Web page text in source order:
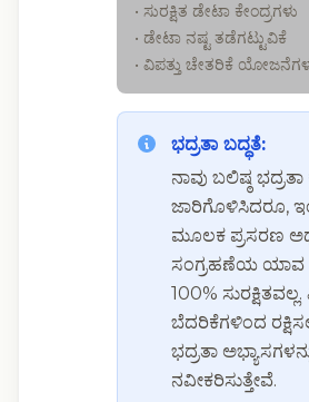
• ಸುರಕ್ಷಿತ ಡೇಟಾ ಕೇಂದ್ರಗಳು
• ಡೇಟಾ ನಷ್ಟ ತಡೆಗಟ್ಟುವಿಕೆ
• ವಿಪತ್ತು ಚೇತರಿಕೆ
ಭದ್ರತಾ ಬದ್ಧತೆ:
ನಾವು ಬಲಿಷ್ಠ ಭದ್ರತಾ
ಜಾರಿಗೊಳಿಸಿದರೂ,
ಮೂಲಕ ಪ್ರಸರಣ
ಸಂಗ್ರಹಣೆಯ ಯಾವ
100%
ಬೆದರಿಕೆಗಳಿಂದ
ಭದ್ರತಾ
ನವೀಕರಿಸುತ್ತೇವೆ.